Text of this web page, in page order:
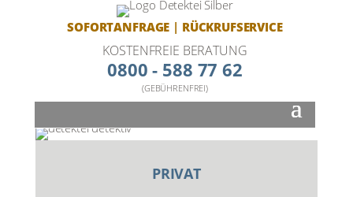
SOFORTANFRAGE | RÜCKRUFSERVICE
KOSTENFREIE BERATUNG
0800 - 588 77 62
(GEBÜHRENFREI)
PRI­VAT